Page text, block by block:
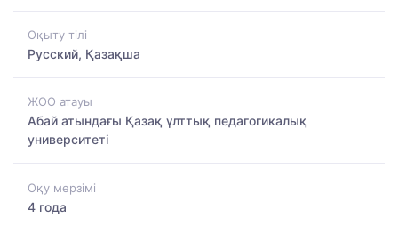
Оқыту тілі
Русский, Қазақша
ЖОО атауы
Абай атындағы Қазақ ұлттық педагогикалық
университеті
Оқу мерзімі
4 года